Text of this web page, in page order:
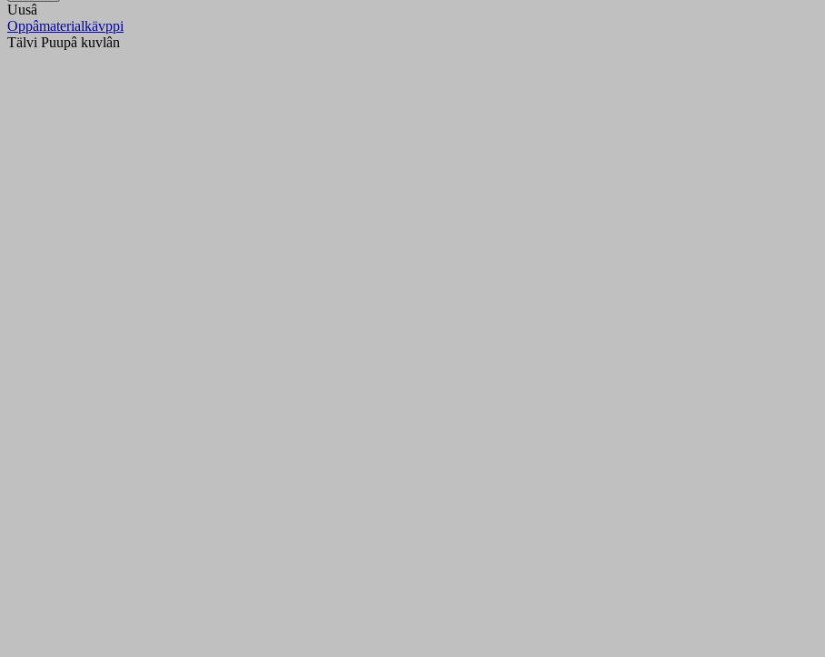
Uusâ
Oppâmaterialkävppi
Tälvi Puupâ kuvlân